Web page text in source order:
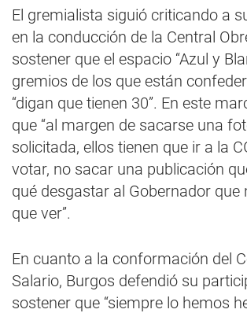
El gremialista siguió criticando a
en la conducción de la Central
sostener que el espacio “Azul y
gremios de los que están
“digan que tienen 30”. En este
que “al margen de sacarse una
solicitada, ellos tienen que ir a la
votar, no sacar una publicación
qué desgastar al Gobernador que
que ver”.
En cuanto a la conformación del
Salario, Burgos defendió su
sostener que “siempre lo hemos